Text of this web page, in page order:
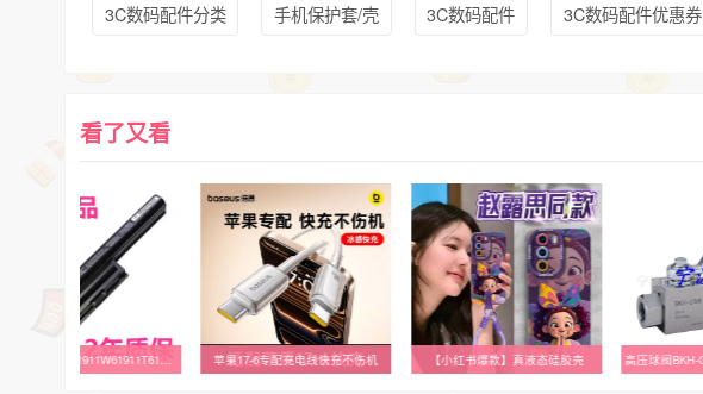
3C数码配件分类 手机保护套/壳 3C数码配件 3C数码配件优惠券
看了又看
苹果17-6专配充电线快充不伤机 【小红书爆款】真液态硅胶壳